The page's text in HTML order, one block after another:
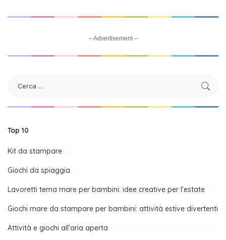
– Advertisement –
Top 10
Kit da stampare
Giochi da spiaggia
Lavoretti tema mare per bambini: idee creative per l’estate
Giochi mare da stampare per bambini: attività estive divertenti
Attività e giochi all’aria aperta